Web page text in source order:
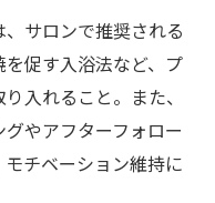
サロンで推奨される
促す入浴法など、プ
入れること。また、
やアフターフォロー
チベーション維持に